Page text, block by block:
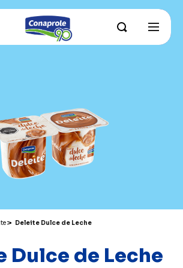
campos y productores
e innovación
Grass Fed
Historia
RECETAS
RECOMENDADOS ADU
PRODUCTOS
Deleite Dulce de Leche
Dulce de Leche